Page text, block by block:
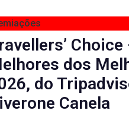
Choice
dos
do
Canela